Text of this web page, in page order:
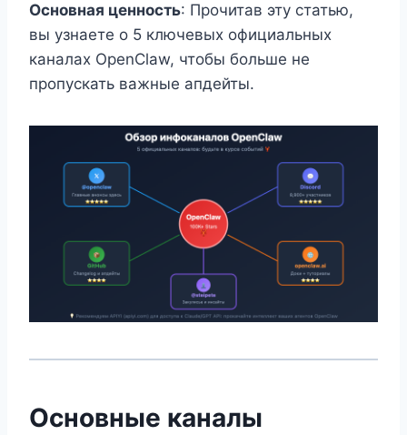
Основная ценность: Прочитав эту статью,
вы узнаете о 5 ключевых официальных
каналах OpenClaw, чтобы больше не
пропускать важные апдейты.
Основные каналы